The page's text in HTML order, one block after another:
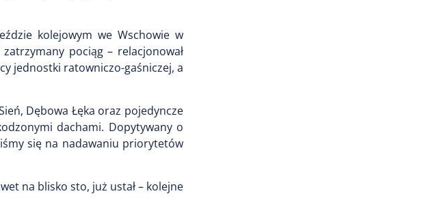
kolejowym we Wschowie w
pociąg – relacjonował
jednostki ratowniczo-gaśniczej, a
Dębowa Łęka oraz pojedyncze
dachami. Dopytywany o
się na nadawaniu priorytetów
na blisko sto, już ustał – kolejne